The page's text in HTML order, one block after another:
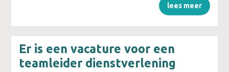
lees meer
Er is een vacature voor een
teamleider dienstverlening